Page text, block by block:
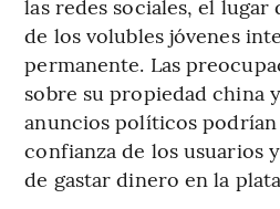
las redes sociales, el lugar
de los volubles jóvenes
permanente. Las
sobre su propiedad china
anuncios políticos
confianza de los usuarios
de gastar dinero en la